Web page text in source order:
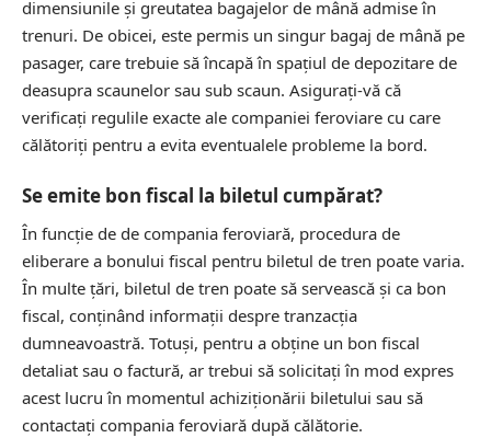
dimensiunile și greutatea bagajelor de mână admise în
trenuri. De obicei, este permis un singur bagaj de mână pe
pasager, care trebuie să încapă în spațiul de depozitare de
deasupra scaunelor sau sub scaun. Asigurați-vă că
verificați regulile exacte ale companiei feroviare cu care
călătoriți pentru a evita eventualele probleme la bord.
Se emite bon fiscal la biletul cumpărat?
În funcție de de compania feroviară, procedura de
eliberare a bonului fiscal pentru biletul de tren poate varia.
În multe țări, biletul de tren poate să servească și ca bon
fiscal, conținând informații despre tranzacția
dumneavoastră. Totuși, pentru a obține un bon fiscal
detaliat sau o factură, ar trebui să solicitați în mod expres
acest lucru în momentul achiziționării biletului sau să
contactați compania feroviară după călătorie.